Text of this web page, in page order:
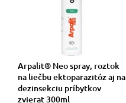
Arpalit® Neo spray, roztok
na liečbu ektoparazitóz aj na
dezinsekciu príbytkov
zvierat 300ml